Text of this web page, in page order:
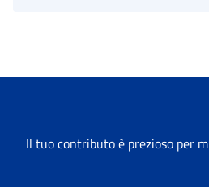
Il tuo contributo è prezioso per